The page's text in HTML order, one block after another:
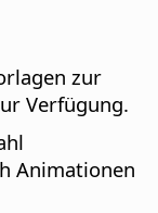
zur
Verfügung.
Animationen